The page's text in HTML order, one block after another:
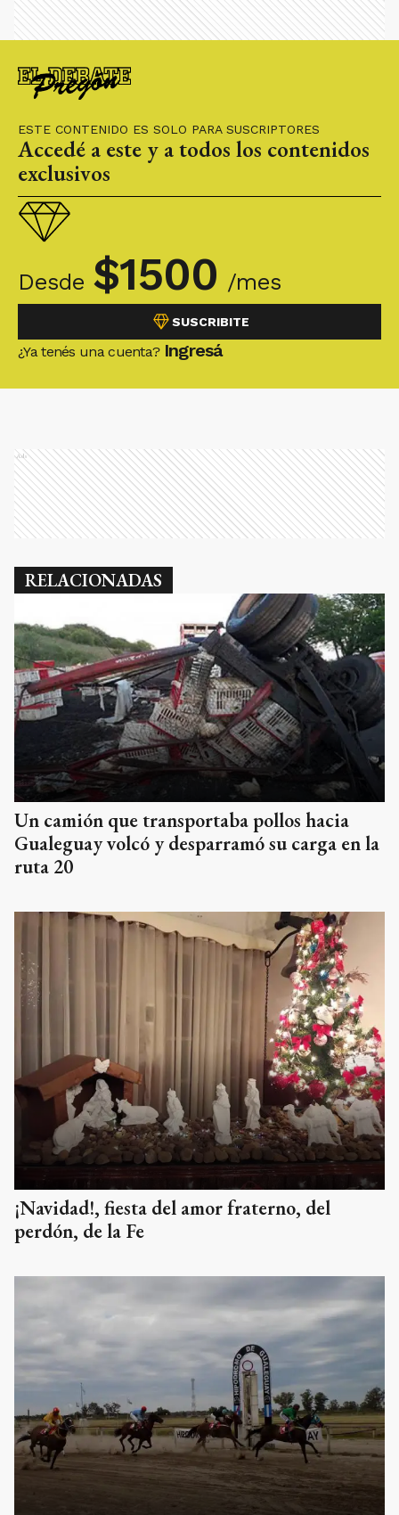
ESTE CONTENIDO ES SOLO PARA SUSCRIPTORES
Accedé a este y a todos los contenidos
exclusivos
Desde $1500 /mes
SUSCRIBITE
¿Ya tenés una cuenta? Ingresá
Ads
RELACIONADAS
Un camión que transportaba pollos hacia
Gualeguay volcó y desparramó su carga en la
ruta 20
¡Navidad!, fiesta del amor fraterno, del
perdón, de la Fe